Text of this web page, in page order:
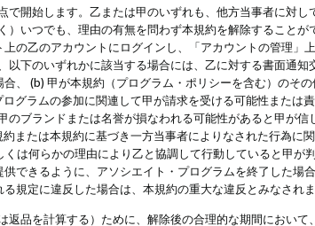
開始します。乙または甲のいずれも、他方当事者に対
いつでも、理由の有無を問わず本規約を解除することが
の乙のアカウントにログインし、「アカウントの管理」
下のいずれかに該当する場合には、乙に対する書面通
、 (b) 甲が本規約（プログラム・ポリシーを含む）のそ
グラムの参加に関連して甲が請求を受ける可能性または
ブランドまたは名誉が損なわれる可能性があると甲が信
または本規約に基づき一方当事者によりなされた行為に
は何らかの理由により乙と協調して行動していると甲が
できるように、アソシエイト・プログラムを終了した場
規定に違反した場合は、本規約の重大な違反とみなされま
品を計算する）ために、解除後の合理的な期間におい